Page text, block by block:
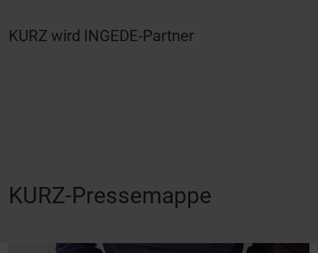
KURZ wird INGEDE-Partner
KURZ-Pressemappe